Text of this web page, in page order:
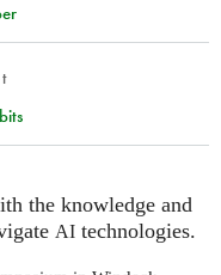
the knowledge and
AI technologies.